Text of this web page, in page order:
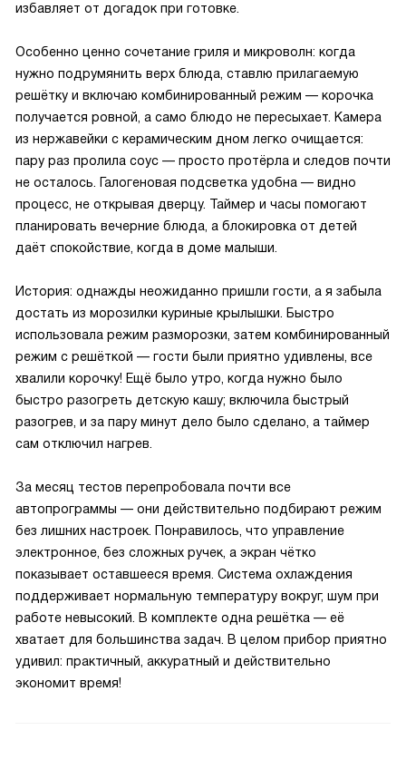
избавляет от догадок при готовке.
Особенно ценно сочетание гриля и микроволн: когда
нужно подрумянить верх блюда, ставлю прилагаемую
решётку и включаю комбинированный режим — корочка
получается ровной, а само блюдо не пересыхает. Камера
из нержавейки с керамическим дном легко очищается:
пару раз пролила соус — просто протёрла и следов почти
не осталось. Галогеновая подсветка удобна — видно
процесс, не открывая дверцу. Таймер и часы помогают
планировать вечерние блюда, а блокировка от детей
даёт спокойствие, когда в доме малыши.
История: однажды неожиданно пришли гости, а я забыла
достать из морозилки куриные крылышки. Быстро
использовала режим разморозки, затем комбинированный
режим с решёткой — гости были приятно удивлены, все
хвалили корочку! Ещё было утро, когда нужно было
быстро разогреть детскую кашу; включила быстрый
разогрев, и за пару минут дело было сделано, а таймер
сам отключил нагрев.
За месяц тестов перепробовала почти все
автопрограммы — они действительно подбирают режим
без лишних настроек. Понравилось, что управление
электронное, без сложных ручек, а экран чётко
показывает оставшееся время. Система охлаждения
поддерживает нормальную температуру вокруг, шум при
работе невысокий. В комплекте одна решётка — её
хватает для большинства задач. В целом прибор приятно
удивил: практичный, аккуратный и действительно
экономит время!